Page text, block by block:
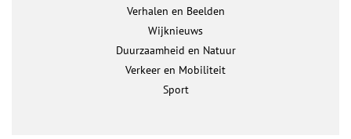
Verhalen en Beelden
Wijknieuws
Duurzaamheid en Natuur
Verkeer en Mobiliteit
Sport